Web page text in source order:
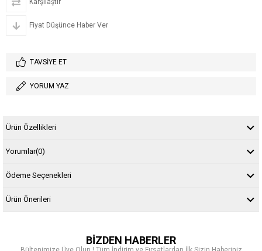
Karşılaştır
Fiyat Düşünce Haber Ver
TAVSIYE ET
YORUM YAZ
Ürün Özellikleri
Yorumlar(0)
Ödeme Seçenekleri
Ürün Önerileri
BİZDEN HABERLER